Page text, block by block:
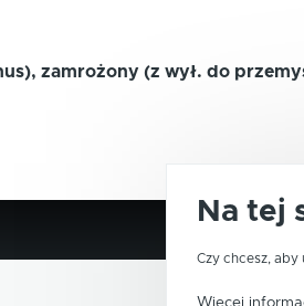
zamrożony (z wył. do
Na tej
Czy chcesz,
Więcej